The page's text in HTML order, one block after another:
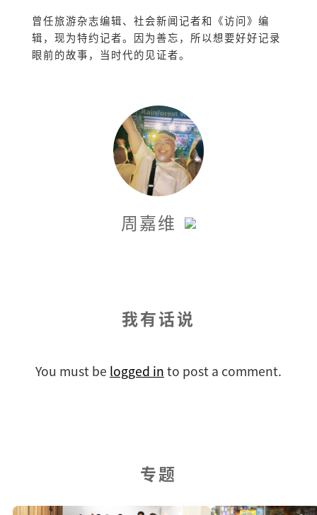
曾任旅游杂志编辑、社会新闻记者和《访问》编
辑，现为特约记者。因为善忘，所以想要好好记录
眼前的故事，当时代的见证者。
周嘉维
我有话说
You must be logged in to post a comment.
专题